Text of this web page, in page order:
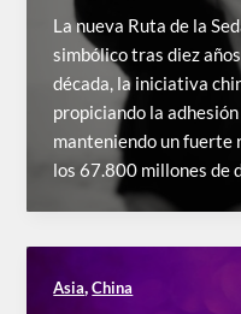
La nueva Ruta de la
simbólico tras diez
década, la iniciativa
propiciando la
manteniendo un fuerte
los 67.800 millones de
Asia,China